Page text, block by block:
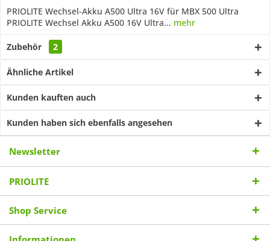
PRIOLITE Wechsel-Akku A500 Ultra 16V für MBX 500 Ultra
PRIOLITE Wechsel Akku A500 16V Ultra... mehr
Zubehör 2
Ähnliche Artikel
Kunden kauften auch
Kunden haben sich ebenfalls angesehen
Newsletter
PRIOLITE
Shop Service